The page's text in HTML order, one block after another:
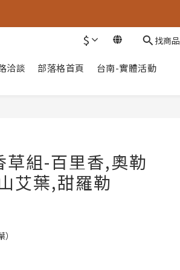
$ 找商品
洽談 部落格首頁 台南-實體活動
草組-百里香,奧勒
艾葉,甜羅勒